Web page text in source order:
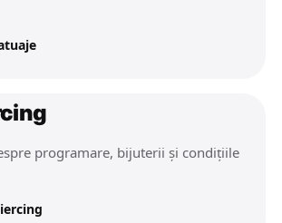
programare, bijuterii și condițiile